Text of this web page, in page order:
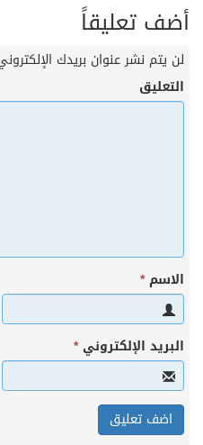
أضف تعليقاً
لن يتم نشر عنوان بريدك الإلكتروني.
التعليق
الاسم*
البريد الإلكتروني*